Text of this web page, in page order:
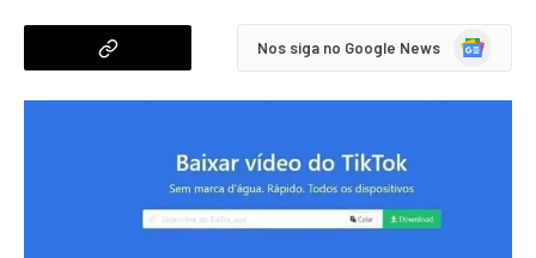
Nos siga no Google News
Google